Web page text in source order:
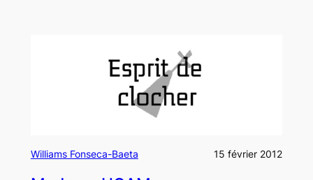
Williams Fonseca-Baeta 15 février 2012